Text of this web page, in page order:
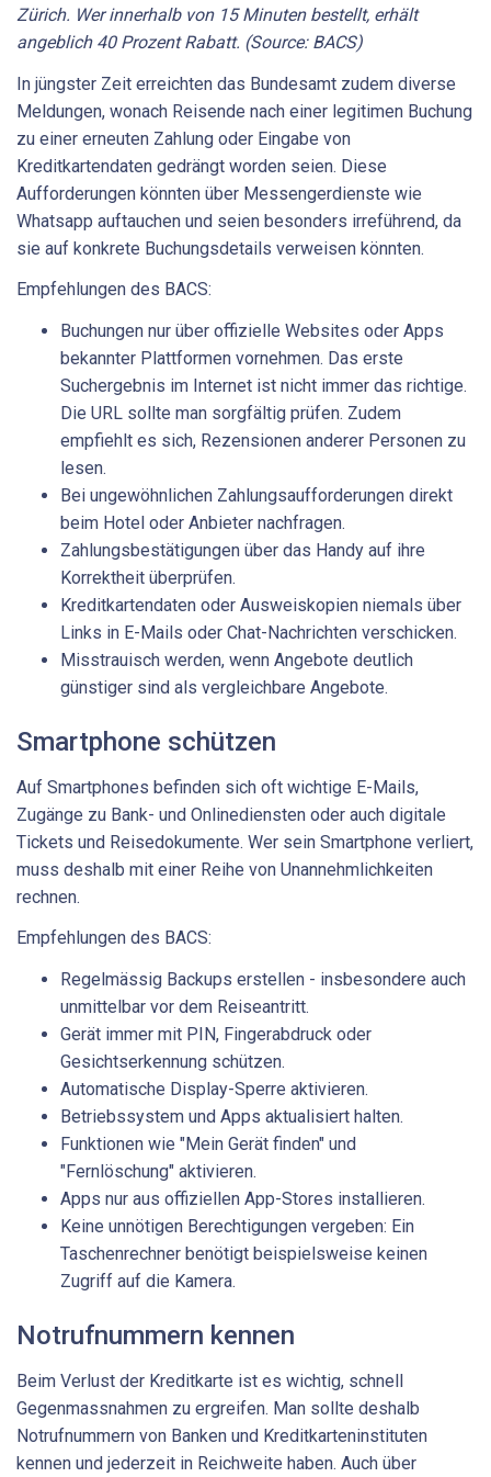
Zürich. Wer innerhalb von 15 Minuten bestellt, erhält
angeblich 40 Prozent Rabatt. (Source: BACS)
In jüngster Zeit erreichten das Bundesamt zudem diverse
Meldungen, wonach Reisende nach einer legitimen Buchung
zu einer erneuten Zahlung oder Eingabe von
Kreditkartendaten gedrängt worden seien. Diese
Aufforderungen könnten über Messengerdienste wie
Whatsapp auftauchen und seien besonders irreführend, da
sie auf konkrete Buchungsdetails verweisen könnten.
Empfehlungen des BACS:
Buchungen nur über offizielle Websites oder Apps
bekannter Plattformen vornehmen. Das erste
Suchergebnis im Internet ist nicht immer das richtige.
Die URL sollte man sorgfältig prüfen. Zudem
empfiehlt es sich, Rezensionen anderer Personen zu
lesen.
Bei ungewöhnlichen Zahlungsaufforderungen direkt
beim Hotel oder Anbieter nachfragen.
Zahlungsbestätigungen über das Handy auf ihre
Korrektheit überprüfen.
Kreditkartendaten oder Ausweiskopien niemals über
Links in E-Mails oder Chat-Nachrichten verschicken.
Misstrauisch werden, wenn Angebote deutlich
günstiger sind als vergleichbare Angebote.
Smartphone schützen
Auf Smartphones befinden sich oft wichtige E-Mails,
Zugänge zu Bank- und Onlinediensten oder auch digitale
Tickets und Reisedokumente. Wer sein Smartphone verliert,
muss deshalb mit einer Reihe von Unannehmlichkeiten
rechnen.
Empfehlungen des BACS:
Regelmässig Backups erstellen - insbesondere auch
unmittelbar vor dem Reiseantritt.
Gerät immer mit PIN, Fingerabdruck oder
Gesichtserkennung schützen.
Automatische Display-Sperre aktivieren.
Betriebssystem und Apps aktualisiert halten.
Funktionen wie "Mein Gerät finden" und
"Fernlöschung" aktivieren.
Apps nur aus offiziellen App-Stores installieren.
Keine unnötigen Berechtigungen vergeben: Ein
Taschenrechner benötigt beispielsweise keinen
Zugriff auf die Kamera.
Notrufnummern kennen
Beim Verlust der Kreditkarte ist es wichtig, schnell
Gegenmassnahmen zu ergreifen. Man sollte deshalb
Notrufnummern von Banken und Kreditkarteninstituten
kennen und jederzeit in Reichweite haben. Auch über